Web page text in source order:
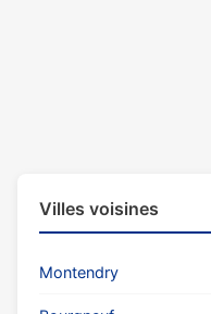
Villes voisines
Montendry